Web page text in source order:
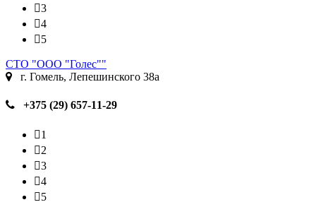
3
4
5
СТО "ООО "Голес""
г. Гомель, Лепешинского 38а
+375 (29) 657-11-29
1
2
3
4
5